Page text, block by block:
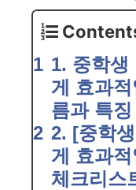
1. 중학생
게 효과
름과 특징
2. [중학
게 효과
체크리스